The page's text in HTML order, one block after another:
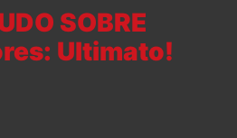
SOBRE
Ultimato!